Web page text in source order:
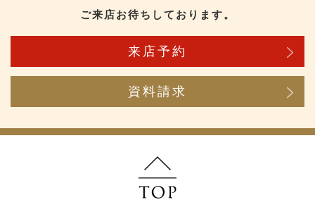
ご来店お待ちしております。
来店予約
資料請求